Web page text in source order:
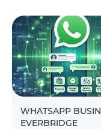
WHATSAPP
EVERBRIDGE